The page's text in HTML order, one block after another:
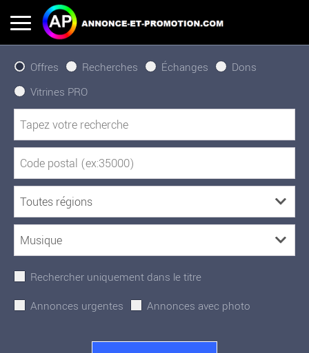
Offres Recherches Échanges
Dons
Vitrines PRO
Rechercher uniquement dans le titre
Annonces urgentes
Annonces avec photo